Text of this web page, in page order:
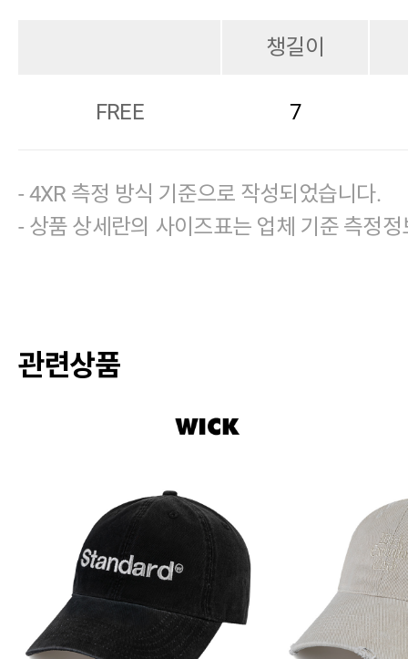
챙길이
FREE 7
- 4XR 측정 방식 기준으로 작성되었습니다.
- 상품 상세란의 사이즈표는 업체 기준 측정정
관련상품